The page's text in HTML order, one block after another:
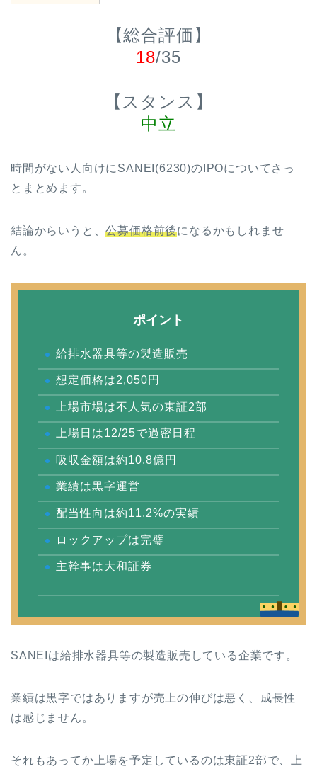
【総合評価】
18/35
【スタンス】
中立
時間がない人向けにSANEI(6230)のIPOについてさっ
とまとめます。
結論からいうと、公募価格前後になるかもしれませ
ん。
ポイント
給排水器具等の製造販売
想定価格は2,050円
上場市場は不人気の東証2部
上場日は12/25で過密日程
吸収金額は約10.8億円
業績は黒字運営
配当性向は約11.2%の実績
ロックアップは完璧
主幹事は大和証券
SANEIは給排水器具等の製造販売している企業です。
業績は黒字ではありますが売上の伸びは悪く、成長性
は感じません。
それもあってか上場を予定しているのは東証2部で、上